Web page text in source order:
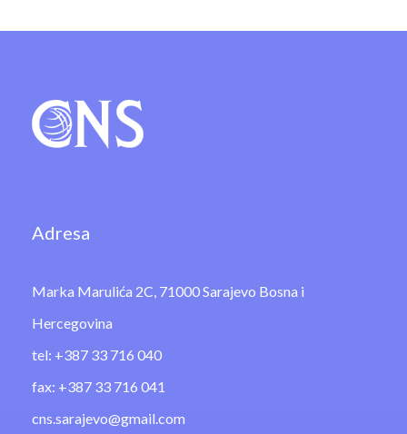
Adresa
Marka Marulića 2C, 71000 Sarajevo Bosna i
Hercegovina
tel: +387 33 716 040
fax: +387 33 716 041
cns.sarajevo@gmail.com